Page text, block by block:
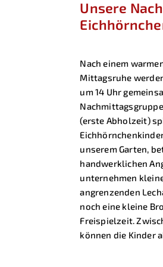
Unsere
Nach einem
Mittagsruhe
um 14 Uhr
(erste Abholzeit)
unserem Garten,
handwerklichen
unternehmen
angrenzenden
noch eine kleine
Freispielzeit.
können die Kinder